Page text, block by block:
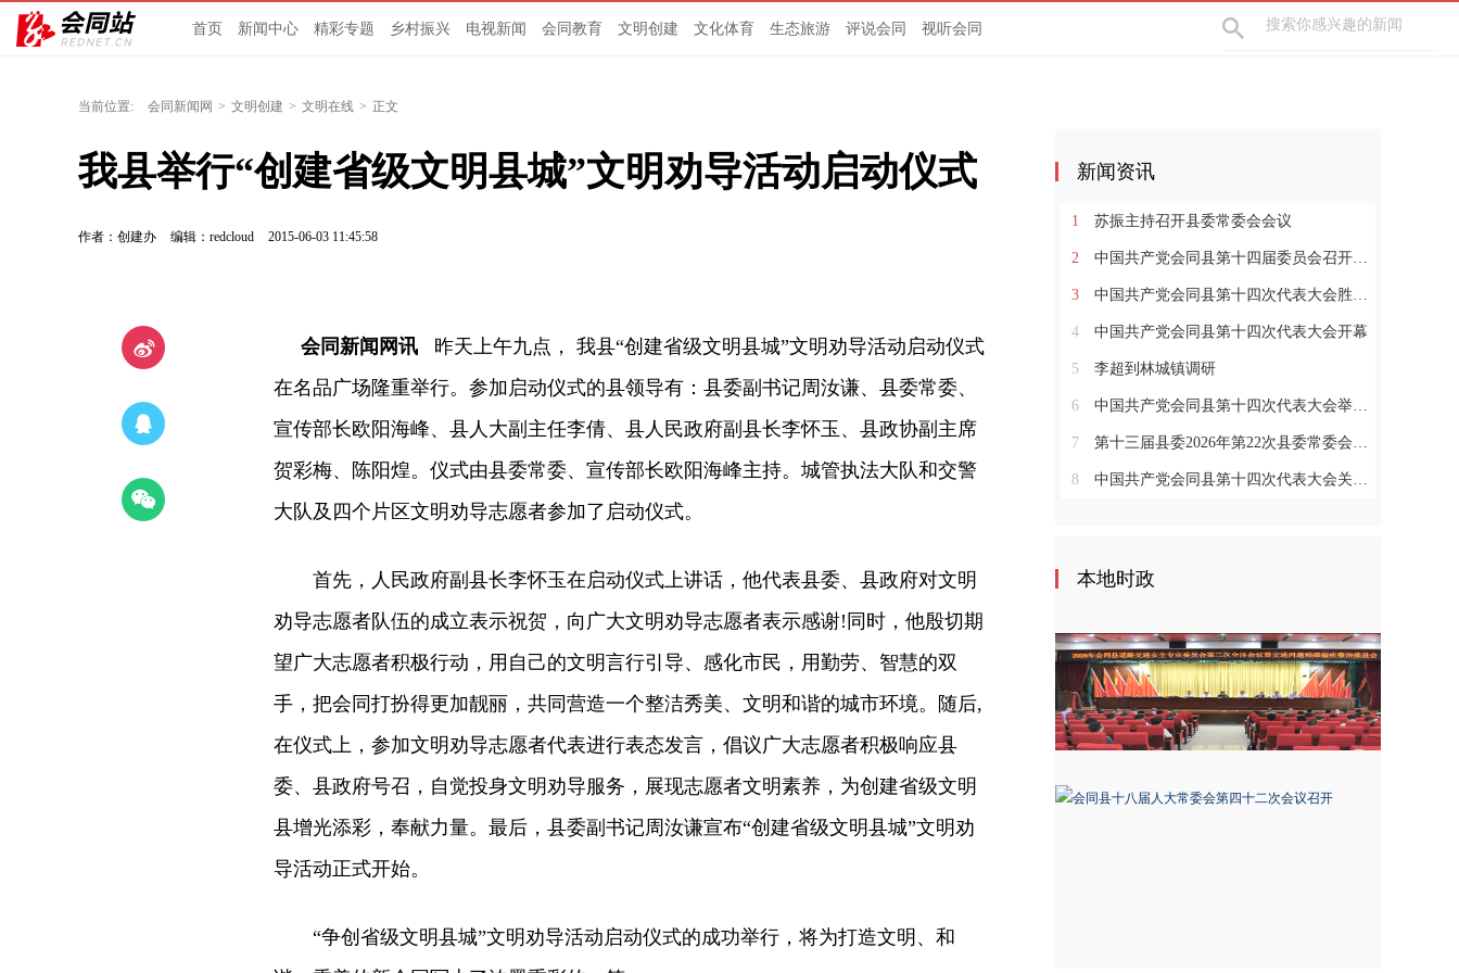
首页 新闻中心 精彩专题 乡村振兴 电视新闻 会同教育 文明创建 文化体育 生态旅游 评说会同 视听会同
当前位置: 会同新闻网 > 文明创建 > 文明在线 > 正文
我县举行“创建省级文明县城”文明劝导活动启动仪式
作者：创建办 编辑：redcloud 2015-06-03 11:45:58
会同新闻网讯 昨天上午九点， 我县“创建省级文明县城”文明劝导活动启动仪式
在名品广场隆重举行。参加启动仪式的县领导有：县委副书记周汝谦、县委常委、
宣传部长欧阳海峰、县人大副主任李倩、县人民政府副县长李怀玉、县政协副主席
贺彩梅、陈阳煌。仪式由县委常委、宣传部长欧阳海峰主持。城管执法大队和交警
大队及四个片区文明劝导志愿者参加了启动仪式。
首先，人民政府副县长李怀玉在启动仪式上讲话，他代表县委、县政府对文明
劝导志愿者队伍的成立表示祝贺，向广大文明劝导志愿者表示感谢!同时，他殷切期
望广大志愿者积极行动，用自己的文明言行引导、感化市民，用勤劳、智慧的双
手，把会同打扮得更加靓丽，共同营造一个整洁秀美、文明和谐的城市环境。随后,
在仪式上，参加文明劝导志愿者代表进行表态发言，倡议广大志愿者积极响应县
委、县政府号召，自觉投身文明劝导服务，展现志愿者文明素养，为创建省级文明
县增光添彩，奉献力量。最后，县委副书记周汝谦宣布“创建省级文明县城”文明劝
导活动正式开始。
“争创省级文明县城”文明劝导活动启动仪式的成功举行，将为打造文明、和
新闻资讯
1 苏振主持召开县委常委会会议
2 中国共产党会同县第十四届委员会召开第一次全体会议
3 中国共产党会同县第十四次代表大会胜利闭幕
4 中国共产党会同县第十四次代表大会开幕
5 李超到林城镇调研
6 中国共产党会同县第十四次代表大会举行严肃换届纪律专题培训会
7 第十三届县委2026年第22次县委常委会会议召开
8 中国共产党会同县第十四次代表大会关于中共会同县第十三届委员会报告的决议
本地时政